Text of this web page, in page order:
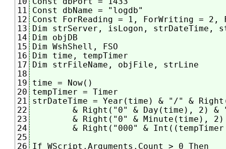
11
12
13
14
15
16
17
18
19
20
21
22
23
24
25
26
Const dbName = "logdb"
Const ForReading = 1, ForWriting = 2,
Dim strServer, isLogon, strDateTime,
Dim objDB
Dim WshShell, FSO
Dim time, tempTimer
Dim strFileName, objFile, strLine
time = Now()
tempTimer = Timer
strDateTime = Year(time) & "/" &
If WScript.Arguments.Count > 0 Then